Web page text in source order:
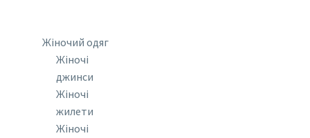
Жіночий одяг
Жіночі
джинси
Жіночі
жилети
Жіночі